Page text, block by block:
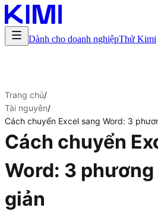
Dành cho doanh nghiệpThử Kimi
Trang chủ/
Tài nguyên/
Cách chuyển Excel sang Word: 3
Cách chuyển
Word: 3
giản